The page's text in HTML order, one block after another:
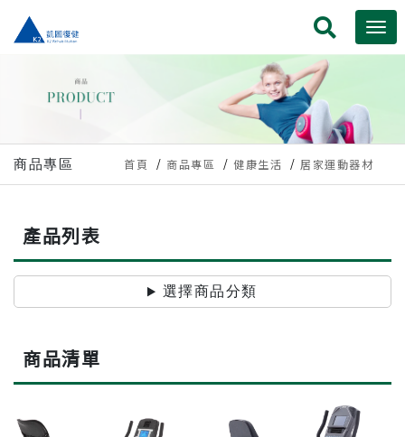
商品專區 首頁 商品專區 健康生活 居家運動器材
產品列表
選擇商品分類
商品清單